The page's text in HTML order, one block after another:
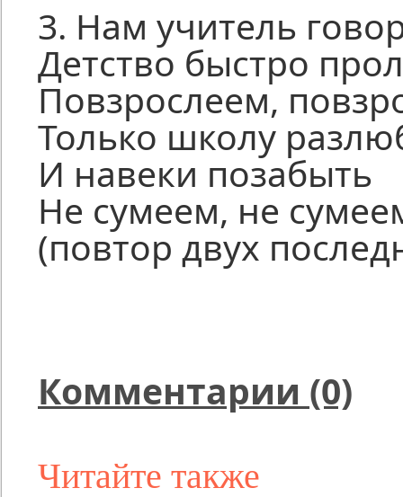
3. Нам учитель
Детство быстро
Повзрослеем,
Только школу
И навеки позабыть
Не сумеем, не
(повтор двух
Комментарии (0)
Читайте также